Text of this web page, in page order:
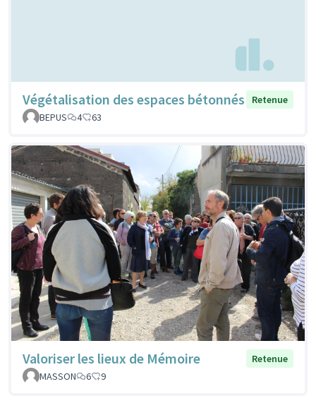
Végétalisation des espaces bétonnés
Retenue
BEPUS
4 63
Valoriser les lieux de Mémoire
Retenue
MASSON
6 9